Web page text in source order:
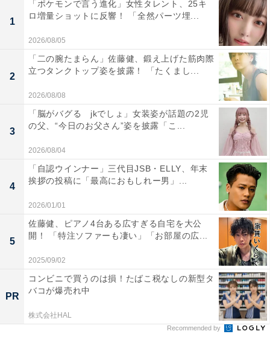
1
「ポケモンで言う進化」女性タレント、25キ
ロ増量ショットに反響！ 「全然パーツ埋...
2026/08/05
2
「二の腕たまらん」佐藤健、鍛え上げた筋肉際
立つタンクトップ姿を披露！ 「たくまし...
2026/08/08
3
「脳がバグる jkでしょ」女装姿が話題の2児
の父、“今日のお父さん”姿を披露「こ...
2026/08/04
4
「自認ウインナー」三代目JSB・ELLY、年末
挨拶の投稿に「最高におもしれー男」...
2026/01/01
5
佐藤健、ピアノ4台ある広すぎる自宅を大公
開！ 「特注ソファーも凄い」「お部屋の広...
2025/09/02
PR
コンビニで買うのは損！たばこ税なしの新型タ
バコが爆売れ中
株式会社HAL
Recommended by